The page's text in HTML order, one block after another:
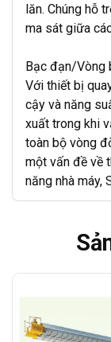
lăn. Chúng hỗ
ma sát giữa
Bạc đạn/Vòng
Với thiết bị
cậy và năng
xuất trong khi
toàn bộ vòng
một vấn đề về
năng nhà máy,